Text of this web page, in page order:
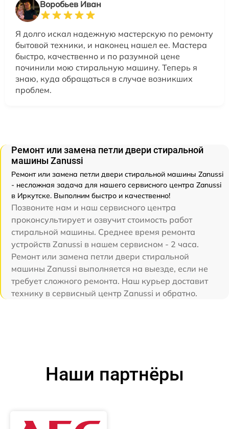
Воробьев Иван
Я долго искал надежную мастерскую по ремонту
бытовой техники, и наконец нашел ее. Мастера
быстро, качественно и по разумной цене
починили мою стиральную машину. Теперь я
знаю, куда обращаться в случае возникших
проблем.
Ремонт или замена петли двери стиральной
машины Zanussi
Ремонт или замена петли двери стиральной машины Zanussi
- несложная задача для нашего сервисного центра Zanussi
в Иркутске. Выполним быстро и качественно!
Позвоните нам и наш сервисного центра
проконсультирует и озвучит стоимость работ
стиральной машины. Среднее время ремонта
устройств Zanussi в нашем сервисном - 2 часа.
Ремонт или замена петли двери стиральной
машины Zanussi выполняется на выезде, если не
требует сложного ремонта. Наш курьер доставит
технику в сервисный центр Zanussi и обратно.
Наши партнёры